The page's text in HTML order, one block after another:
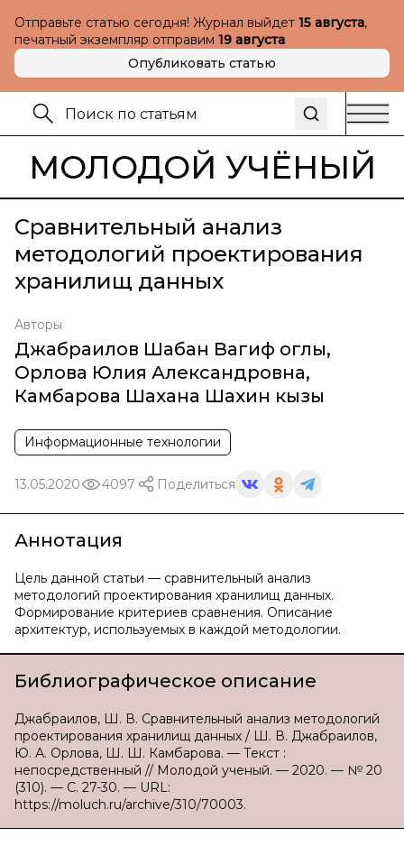
Отправьте статью сегодня! Журнал выйдет 15 августа,
печатный экземпляр отправим 19 августа
Опубликовать статью
МОЛОДОЙ УЧЁНЫЙ
Сравнительный анализ
методологий проектирования
хранилищ данных
Авторы
Джабраилов Шабан Вагиф оглы,
Орлова Юлия Александровна,
Камбарова Шахана Шахин кызы
Информационные технологии
13.05.2020 4097 Поделиться
Аннотация
Цель данной статьи — сравнительный анализ
методологий проектирования хранилищ данных.
Формирование критериев сравнения. Описание
архитектур, используемых в каждой методологии.
Библиографическое описание
Джабраилов, Ш. В. Сравнительный анализ методологий
проектирования хранилищ данных / Ш. В. Джабраилов,
Ю. А. Орлова, Ш. Ш. Камбарова. — Текст :
непосредственный // Молодой ученый. — 2020. — № 20
(310). — С. 27-30. — URL:
https://moluch.ru/archive/310/70003.